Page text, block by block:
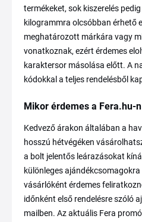
termékeket, sok kiszerelés
kilogrammra olcsóbban érhető
meghatározott márkára vagy
vonatkoznak, ezért érdemes
karaktersor másolása előtt. A
kódokkal a teljes rendelésből
Mikor érdemes a Fera.hu-
Kedvező árakon általában a
hosszú hétvégéken
a bolt jelentős leárazásokat
különleges
vásárlóként érdemes
időnként első rendelésre szóló
mailben. Az aktuális Fera